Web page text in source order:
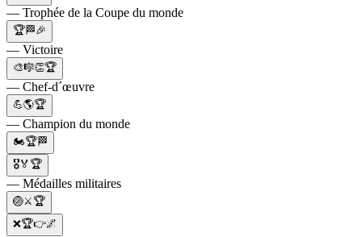
— Trophée de la Coupe du monde
🏆🏁🎉
— Victoire
🎨🎼👏🏆
— Chef-d´œuvre
💪🌎🏆
— Champion du monde
🏍️🏆🏁
🎖🏅🏆
— Médailles militaires
🏐⚔️🏆
❌🏆👉🌌